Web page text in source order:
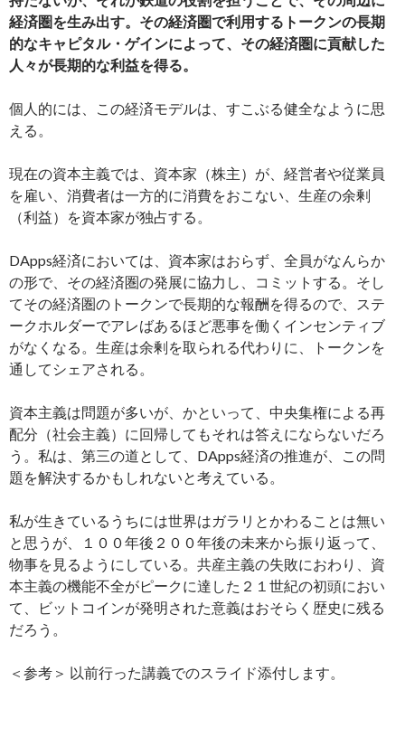
経済圏を生み出す。その経済圏で利用するトークンの長期
的なキャピタル・ゲインによって、その経済圏に貢献した
人々が長期的な利益を得る。
個人的には、この経済モデルは、すこぶる健全なように思
える。
現在の資本主義では、資本家（株主）が、経営者や従業員
を雇い、消費者は一方的に消費をおこない、生産の余剰
（利益）を資本家が独占する。
DApps経済においては、資本家はおらず、全員がなんらか
の形で、その経済圏の発展に協力し、コミットする。そし
てその経済圏のトークンで長期的な報酬を得るので、ステ
ークホルダーでアレばあるほど悪事を働くインセンティブ
がなくなる。生産は余剰を取られる代わりに、トークンを
通してシェアされる。
資本主義は問題が多いが、かといって、中央集権による再
配分（社会主義）に回帰してもそれは答えにならないだろ
う。私は、第三の道として、DApps経済の推進が、この問
題を解決するかもしれないと考えている。
私が生きているうちには世界はガラリとかわることは無い
と思うが、１００年後２００年後の未来から振り返って、
物事を見るようにしている。共産主義の失敗におわり、資
本主義の機能不全がピークに達した２１世紀の初頭におい
て、ビットコインが発明された意義はおそらく歴史に残る
だろう。
＜参考＞ 以前行った講義でのスライド添付します。